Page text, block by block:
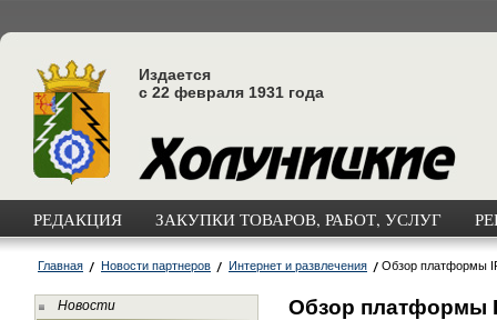
Издается
с 22 февраля 1931 года
РЕДАКЦИЯ ЗАКУПКИ ТОВАРОВ, РАБОТ, УСЛУГ
Главная Новости партнеров Интернет и развлечения Обзор платформы
Новости
Обзор платформы